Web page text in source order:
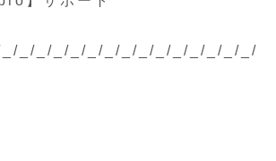
_/_/_/_/_/_/_/_/_/_/_/_/_/_/_/